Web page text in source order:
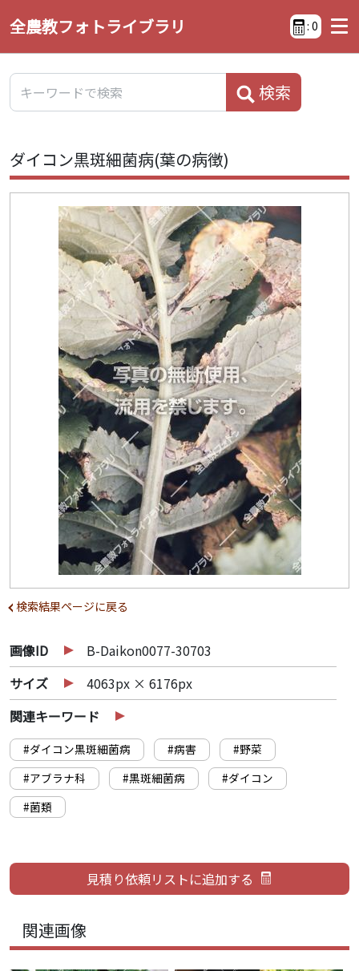
全農教フォトライブラリ : 0
検索
ダイコン黒斑細菌病(葉の病徴)
検索結果ページに戻る
画像ID
B-Daikon0077-30703
サイズ
4063px × 6176px
関連キーワード
#ダイコン黒斑細菌病 #病害
#野菜
#アブラナ科
#黒斑細菌病
#ダイコン
#菌類
関連画像